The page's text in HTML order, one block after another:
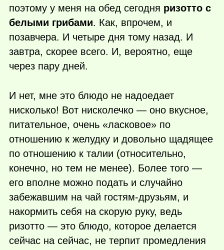
поэтому у меня на обед сегодня ризотто с
белыми грибами. Как, впрочем, и
позавчера. И четыре дня тому назад. И
завтра, скорее всего. И, вероятно, еще
через пару дней.
И нет, мне это блюдо не надоедает
нисколько! Вот нисколечко — оно вкусное,
питательное, очень «ласковое» по
отношению к желудку и довольно щадящее
по отношению к талии (относительно,
конечно, но тем не менее). Более того —
его вполне можно подать и случайно
забежавшим на чай гостям-друзьям, и
накормить себя на скорую руку, ведь
ризотто — это блюдо, которое делается
сейчас на сейчас, не терпит промедления